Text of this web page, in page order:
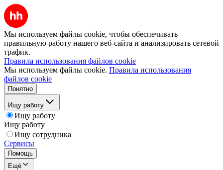
Мы используем файлы cookie, чтобы обеспечивать
правильную работу нашего веб-сайта и анализировать сетевой
трафик.
Правила использования файлов cookie
Мы используем файлы cookie. Правила использования
файлов cookie
Понятно
Ищу работу
Ищу работу
Ищу работу
Ищу сотрудника
Сервисы
Помощь
Ещё